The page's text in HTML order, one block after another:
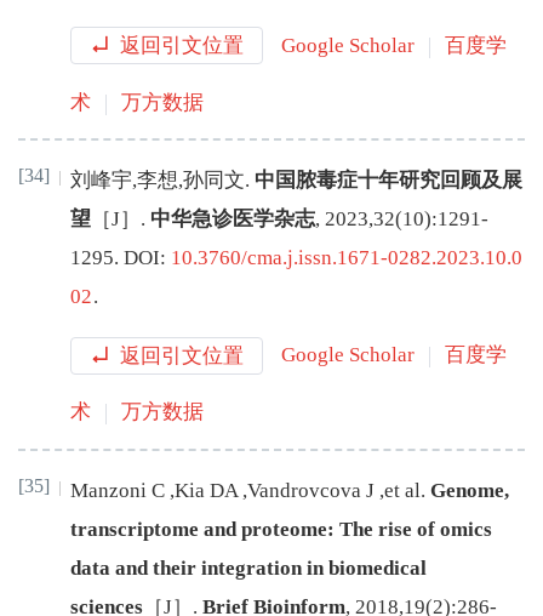
返回引文位置 Google Scholar 百度学
术 万方数据
[34] 刘峰宇,李想,孙同文. 中国脓毒症十年研究回顾及展
望 ［J］. 中华急诊医学杂志, 2023,32(10):1291-
1295. DOI: 10.3760/cma.j.issn.1671-0282.2023.10.0
02.
返回引文位置 Google Scholar 百度学
术 万方数据
[35] Manzoni C ,Kia DA ,Vandrovcova J ,et al. Genome,
transcriptome and proteome: The rise of omics
data and their integration in biomedical
sciences ［J］. Brief Bioinform, 2018,19(2):286-